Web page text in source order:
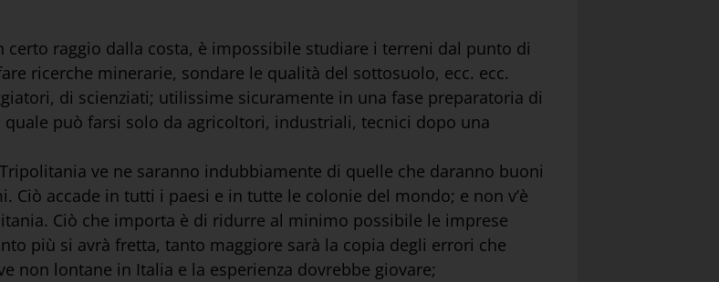
raggio dalla costa, è impossibile studiare i terreni dal punto di
ricerche minerarie, sondare le qualità del sottosuolo, ecc. ecc.
di scienziati; utilissime sicuramente in una fase preparatoria di
può farsi solo da agricoltori, industriali, tecnici dopo una
ve ne saranno indubbiamente di quelle che daranno buoni
accade in tutti i paesi e in tutte le colonie del mondo; e non v’è
Ciò che importa è di ridurre al minimo possibile le imprese
più si avrà fretta, tanto maggiore sarà la copia degli errori che
non lontane in Italia e la esperienza dovrebbe giovare;